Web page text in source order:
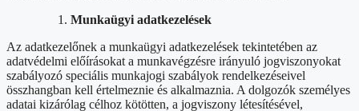
Munkaügyi adatkezelések
Az adatkezelőnek a munkaügyi adatkezelések tekintetében az
adatvédelmi előírásokat a munkavégzésre irányuló jogviszonyokat
szabályozó speciális munkajogi szabályok rendelkezéseivel
összhangban kell értelmeznie és alkalmaznia. A dolgozók személyes
adatai kizárólag célhoz kötötten, a jogviszony létesítésével,